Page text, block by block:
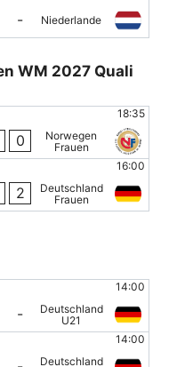
- Niederlande
WM 2027 Quali
18:35
0
Norwegen
Frauen
16:00
2
Deutschland
Frauen
14:00
-
Deutschland
U21
14:00
Deutschland